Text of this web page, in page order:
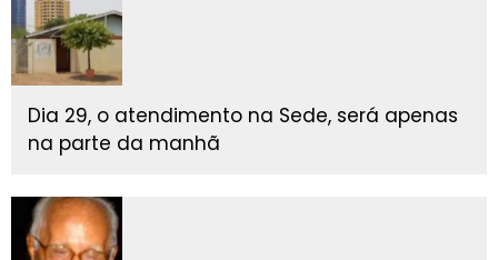
Dia 29, o atendimento na Sede, será apenas
na parte da manhã